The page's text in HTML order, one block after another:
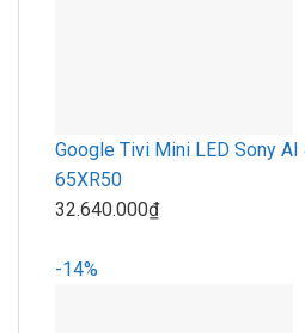
Google Tivi Mini LED Sony AI
65XR50
32.640.000₫
-14%